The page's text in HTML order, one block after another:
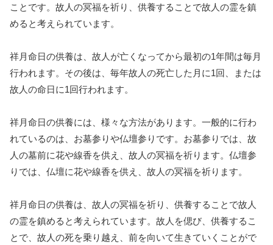
ことです。故人の冥福を祈り、供養することで故人の霊を鎮
めると考えられています。
祥月命日の供養は、故人が亡くなってから最初の1年間は毎月
行われます。その後は、毎年故人の死亡した月に1回、または
故人の命日に1回行われます。
祥月命日の供養には、様々な方法があります。一般的に行わ
れているのは、お墓参りや仏壇参りです。お墓参りでは、故
人の墓前に花や線香を供え、故人の冥福を祈ります。仏壇参
りでは、仏壇に花や線香を供え、故人の冥福を祈ります。
祥月命日の供養は、故人の冥福を祈り、供養することで故人
の霊を鎮めると考えられています。故人を偲び、供養するこ
とで、故人の死を乗り越え、前を向いて生きていくことがで